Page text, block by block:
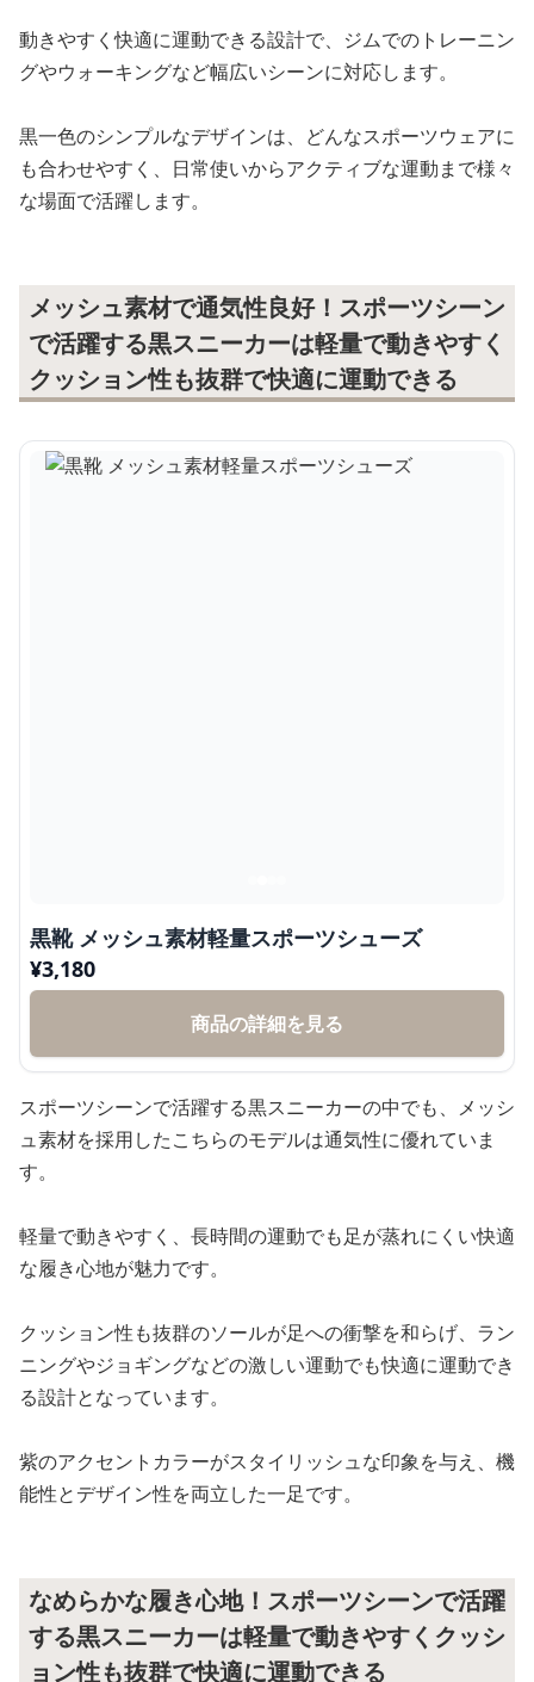
動きやすく快適に運動できる設計で、ジムでのトレーニン
グやウォーキングなど幅広いシーンに対応します。
黒一色のシンプルなデザインは、どんなスポーツウェアに
も合わせやすく、日常使いからアクティブな運動まで様々
な場面で活躍します。
メッシュ素材で通気性良好！スポーツシーン
で活躍する黒スニーカーは軽量で動きやすく
クッション性も抜群で快適に運動できる
黒靴 メッシュ素材軽量スポーツシューズ
¥3,180
商品の詳細を見る
スポーツシーンで活躍する黒スニーカーの中でも、メッシ
ュ素材を採用したこちらのモデルは通気性に優れていま
す。
軽量で動きやすく、長時間の運動でも足が蒸れにくい快適
な履き心地が魅力です。
クッション性も抜群のソールが足への衝撃を和らげ、ラン
ニングやジョギングなどの激しい運動でも快適に運動でき
る設計となっています。
紫のアクセントカラーがスタイリッシュな印象を与え、機
能性とデザイン性を両立した一足です。
なめらかな履き心地！スポーツシーンで活躍
する黒スニーカーは軽量で動きやすくクッシ
ョン性も抜群で快適に運動できる